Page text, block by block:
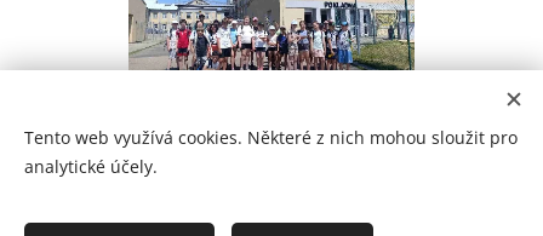
Tento web využívá cookies. Některé z nich mohou sloužit pro
analytické účely.